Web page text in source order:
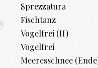
Sprezzatura
Fischtanz
Vogelfrei (II)
Vogelfrei
Meeresschnee